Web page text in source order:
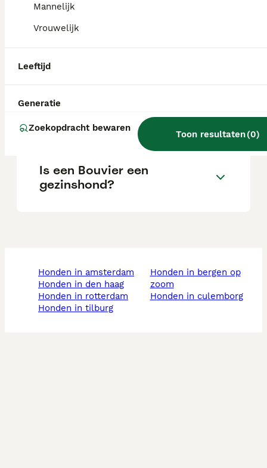
Mannelijk
Vrouwelijk
Leeftijd
Generatie
Zoekopdracht bewaren
Toon resultaten(0)
stamboom.
Flandres-puppy?
Wat is het karakter van een
Bouvier des Flandres?
Is een Bouvier een
gezinshond?
honden in amsterdam
honden in den haag
honden in rotterdam
honden in tilburg
honden in bergen op
zoom
honden in culemborg